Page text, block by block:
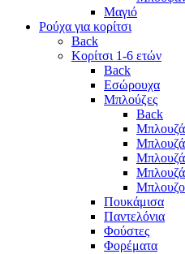
Μαγιό
Ρούχα για κορίτσι
Back
Κορίτσι 1-6 ετών
Back
Εσώρουχα
Μπλούζες
Back
Πουκάμισα
Παντελόνια
Φούστες
Φορέματα